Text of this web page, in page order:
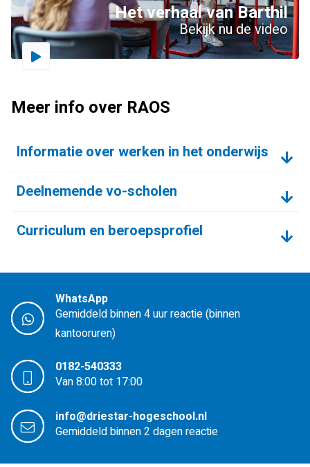
Het verhaal van Barthil
Bekijk nu de video
Driestar.Video.PlayVideo
Meer info over RAOS
Informatie over werken in het onderwijs
Deelnemende vo-scholen
Curriculum en beroepsprofiel
WhatsApp
Gemiddeld binnen 4 uur reactie (binnen
kantooruren)
0182-540333
Van 8:00 tot 17:00
info@driestar-hogeschool.nl
Gemiddeld binnen 2 dagen reactie